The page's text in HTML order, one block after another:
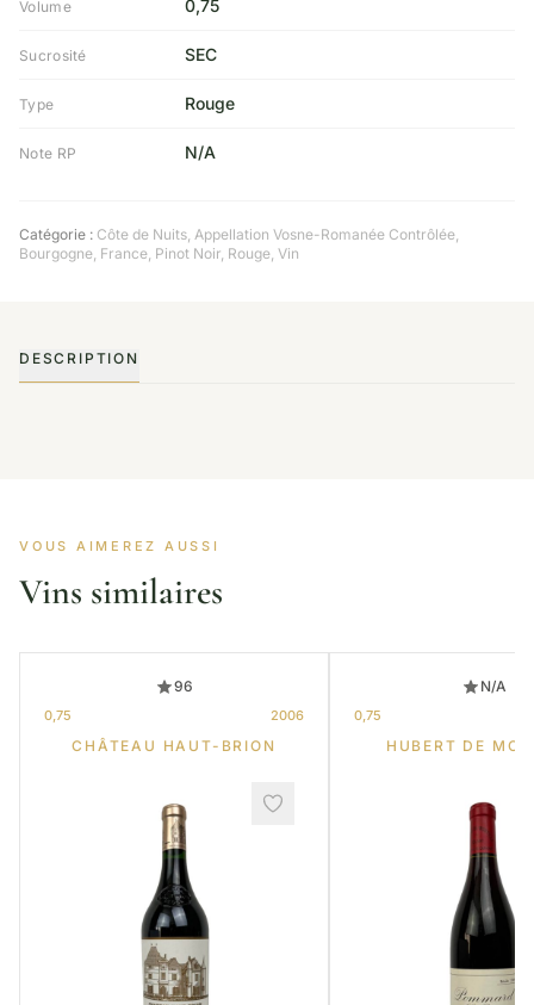
Volume 0,75
Sucrosité SEC
Type Rouge
Note RP N/A
Catégorie : Côte de Nuits, Appellation Vosne-Romanée Contrôlée,
Bourgogne, France, Pinot Noir, Rouge, Vin
DESCRIPTION
VOUS AIMEREZ AUSSI
Vins similaires
96
0,75 2006
CHÂTEAU HAUT-BRION
N/A
0,75
HUBERT DE